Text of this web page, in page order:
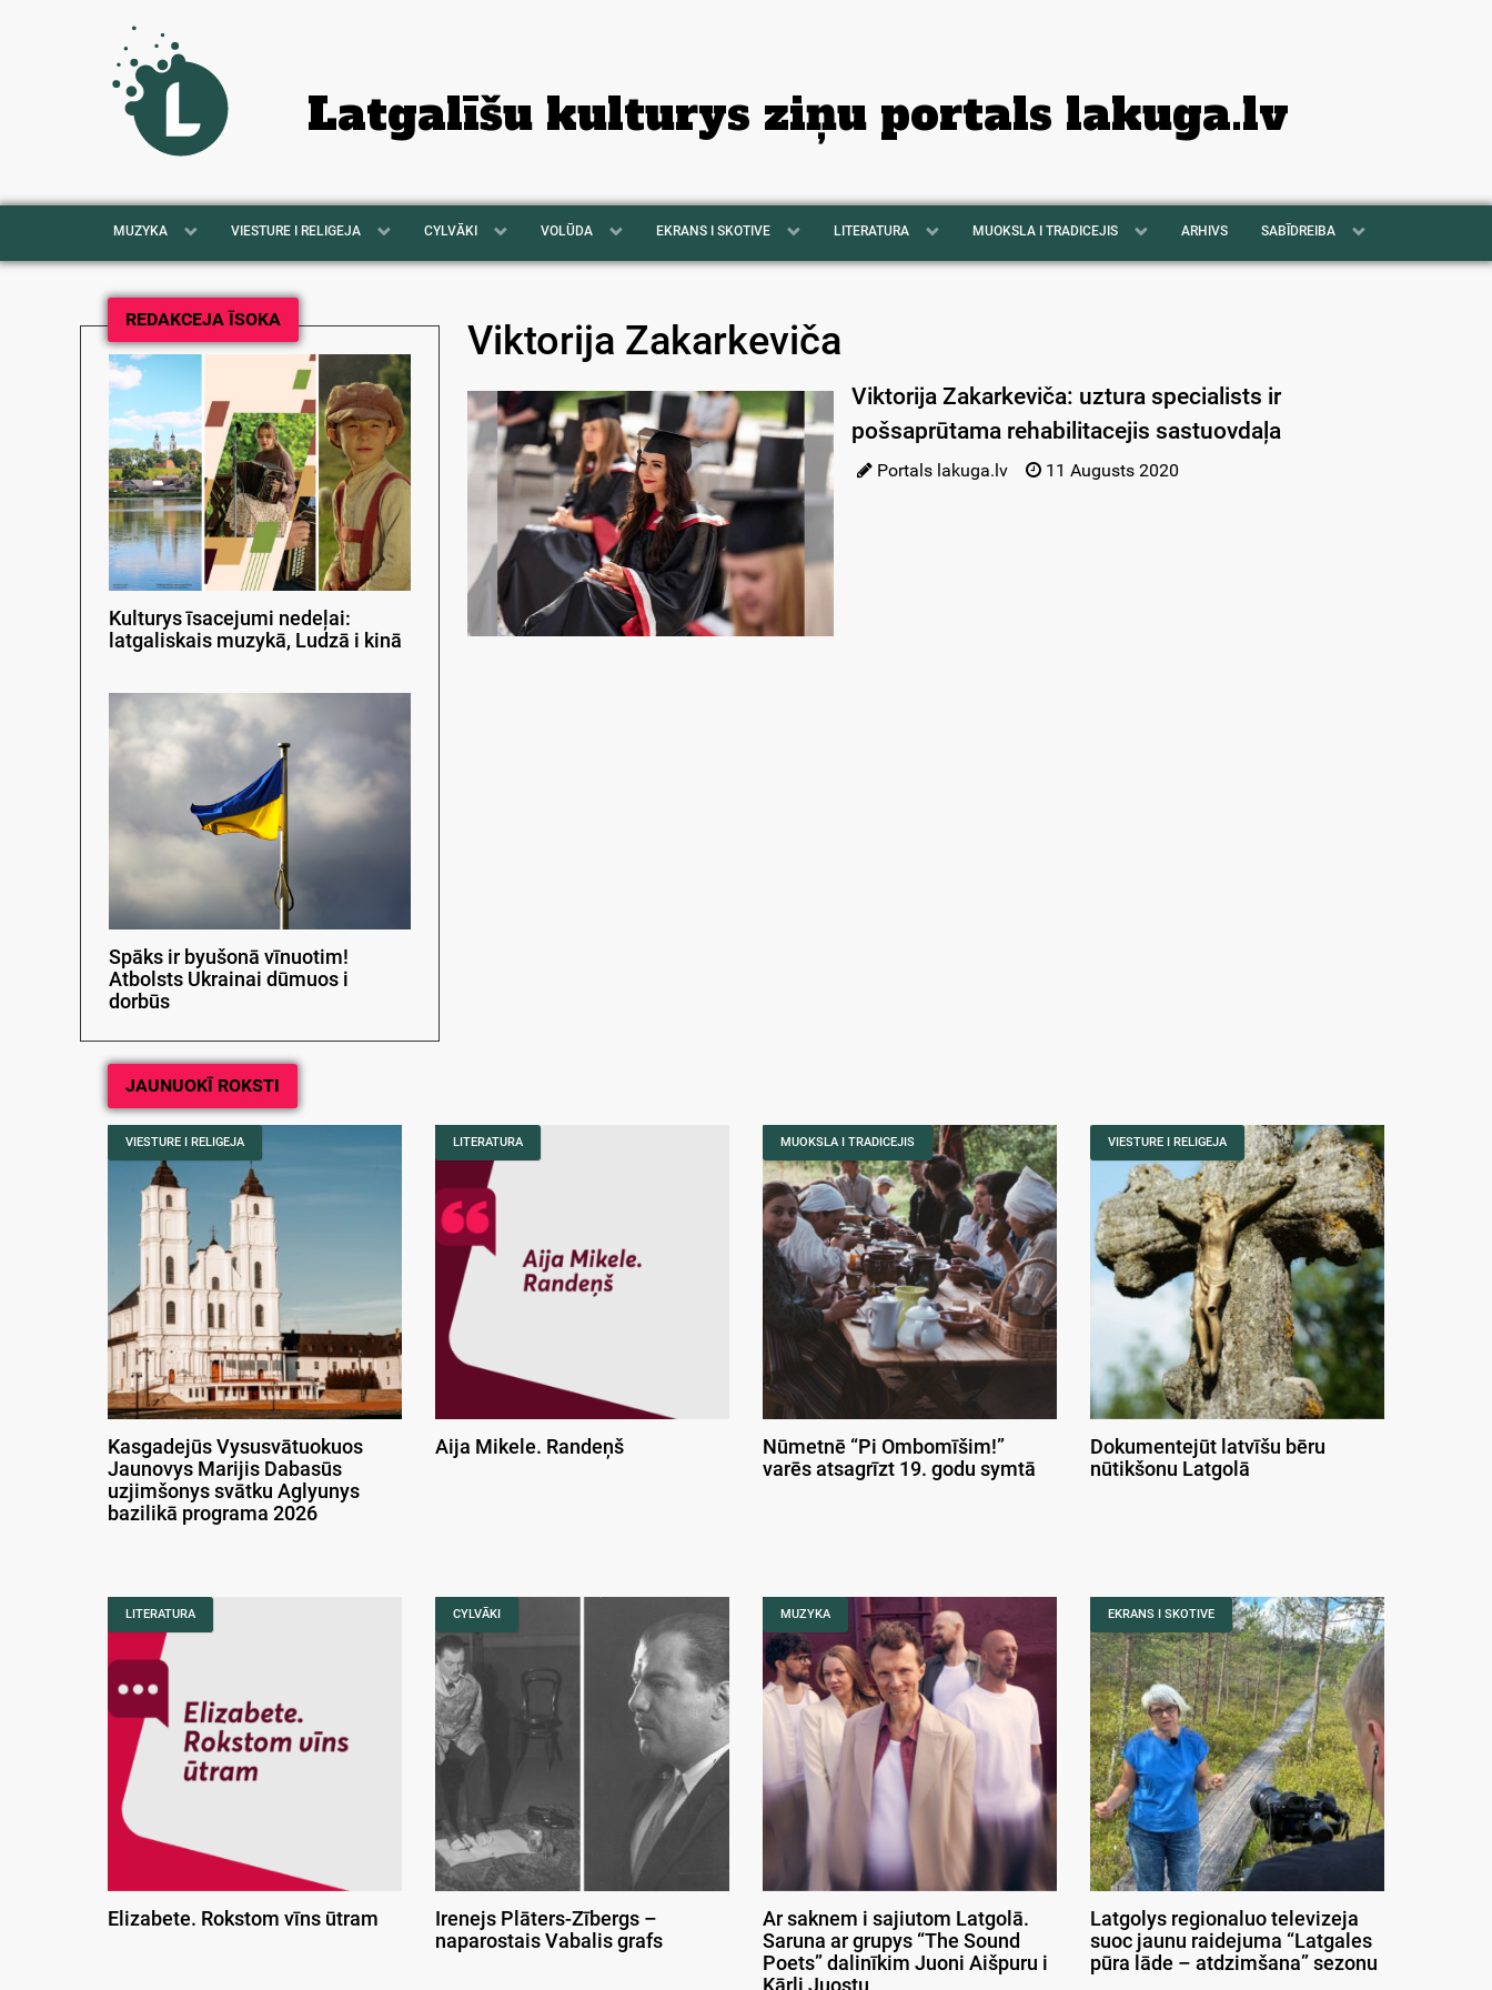
Latgalīšu kulturys ziņu portals lakuga.lv
MUZYKA VIESTURE I RELIGEJA CYLVĀKI VOLŪDA EKRANS I SKOTIVE LITERATURA MUOKSLA I TRADICEJIS ARHIVS SABĪDREIBA
REDAKCEJA ĪSOKA
Kulturys īsacejumi nedeļai:
latgaliskais muzykā, Ludzā i kinā
Spāks ir byušonā vīnuotim!
Atbolsts Ukrainai dūmuos i
dorbūs
Viktorija Zakarkeviča
Viktorija Zakarkeviča: uztura specialists ir
pošsaprūtama rehabilitacejis sastuovdaļa
Portals lakuga.lv 11 Augusts 2020
JAUNUOKĪ ROKSTI
VIESTURE I RELIGEJA
Kasgadejūs Vysusvātuokuos
Jaunovys Marijis Dabasūs
uzjimšonys svātku Aglyunys
bazilikā programa 2026
LITERATURA
Aija Mikele. Randeņš
MUOKSLA I TRADICEJIS
Nūmetnē “Pi Ombomīšim!”
varēs atsagrīzt 19. godu symtā
VIESTURE I RELIGEJA
Dokumentejūt latvīšu bēru
nūtikšonu Latgolā
LITERATURA
Elizabete. Rokstom vīns ūtram
CYLVĀKI
Irenejs Plāters-Zībergs –
naparostais Vabalis grafs
MUZYKA
Ar saknem i sajiutom Latgolā.
Saruna ar grupys “The Sound
Poets” dalinīkim Juoni Aišpuru i
Kārli Juostu
EKRANS I SKOTIVE
Latgolys regionaluo televizeja
suoc jaunu raidejuma “Latgales
pūra lāde – atdzimšana” sezonu